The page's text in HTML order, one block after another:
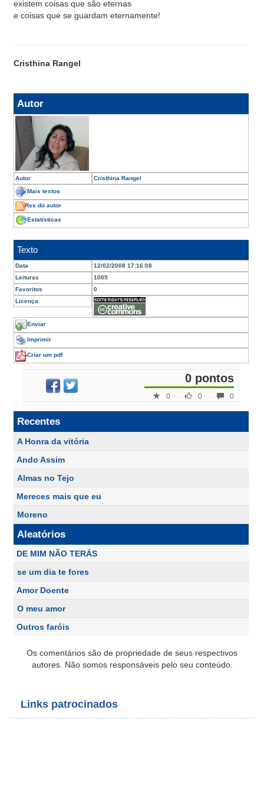
existem coisas que são eternas
e coisas que se guardam eternamente!
Cristhina Rangel
Autor
Autor Cristhina Rangel
Mais textos
Rss do autor
Estatísticas
Texto
Data
12/02/2008 17:16:08
Leituras
1005
Favoritos
0
Licença
Enviar
Imprimir
Criar um pdf
0 pontos
0
0
0
Recentes
A Honra da vitória
Ando Assim
Almas no Tejo
Mereces mais que eu
Moreno
Aleatórios
DE MIM NÃO TERÁS
se um dia te fores
Amor Doente
O meu amor
Outros faróis
Os comentários são de propriedade de seus respectivos
autores. Não somos responsáveis pelo seu conteúdo.
Links patrocinados